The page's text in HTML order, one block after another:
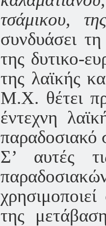
τσάμικου,
συνδυάσει
της δυτικο-
της λαϊκής
Μ.Χ. θέτει
έντεχνη
παραδοσιακό
Σ’ αυτές
της